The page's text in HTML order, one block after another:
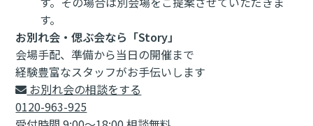
す。
お別れ会・偲ぶ会なら「Story」
会場手配、準備から当日の開催まで
経験豊富なスタッフがお手伝いします
お別れ会の相談をする
0120-963-925